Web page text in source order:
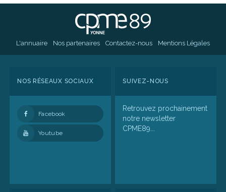
L'annuaire Nos partenaires Contactez-nous Mentions Légales
NOS RÉSEAUX SOCIAUX
Facebook
Youtube
SUIVEZ-NOUS
Retrouvez prochainement
notre newsletter
CPME89...